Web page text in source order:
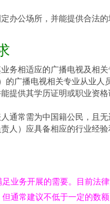
办公场所，并能提供合法的
务相适应的广播电视及相关
的广播电视相关专业从业人
提供其学历证明或职业资
人通常需为中国籍公民，且
人）应具备相应的行业经验
业务开展的需要。目前法
通常建议不低于一定的数额